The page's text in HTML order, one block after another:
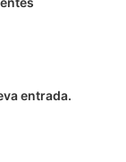
entrada.